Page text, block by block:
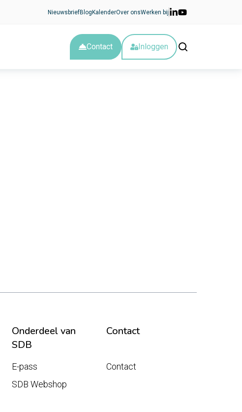
NieuwsbriefBlog KalenderOver onsWerken bij
Contact Inloggen
Onderdeel van
SDB
Contact
E-pass
SDB Webshop
Contact